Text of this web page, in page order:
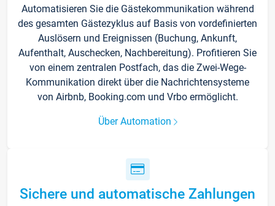
Automatisieren Sie die Gästekommunikation während
des gesamten Gästezyklus auf Basis von vordefinierten
Auslösern und Ereignissen (Buchung, Ankunft,
Aufenthalt, Auschecken, Nachbereitung). Profitieren Sie
von einem zentralen Postfach, das die Zwei-Wege-
Kommunikation direkt über die Nachrichtensysteme
von Airbnb, Booking.com und Vrbo ermöglicht.
Über Automation
Sichere und automatische Zahlungen